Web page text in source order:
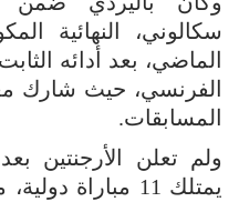
الماضي، بعد أدائه
المسابقات.
ولم تعلن الأرجنتين
يمتلك 11 مباراة